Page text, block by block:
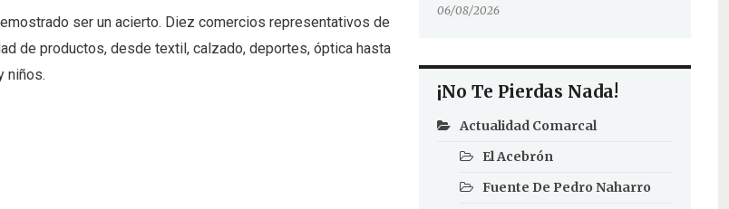
ser un acierto. Diez comercios representativos de
de productos, desde textil, calzado, deportes, óptica hasta
niños.
06/08/2026
¡No Te Pierdas Nada!
Actualidad Comarcal
El Acebrón
Fuente De Pedro Naharro